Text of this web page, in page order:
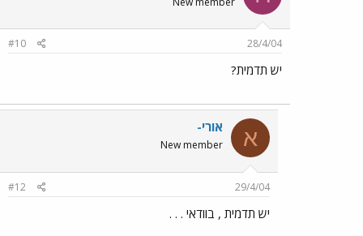
28/4/04
#10
יש תדמית?
א אורי-
New member
29/4/04
#12
יש תדמית , בוודאי . . .